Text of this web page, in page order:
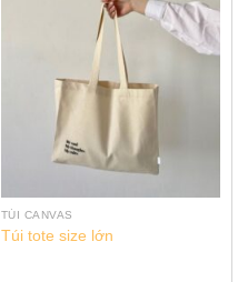
TÚI CANVAS
Túi tote size lớn